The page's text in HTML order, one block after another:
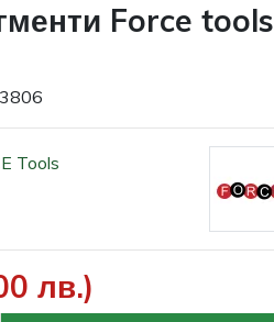
Force
Tools
лв.)